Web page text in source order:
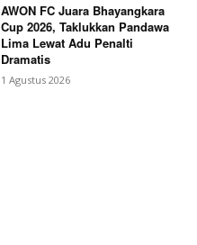
AWON FC Juara Bhayangkara
Cup 2026, Taklukkan Pandawa
Lima Lewat Adu Penalti
Dramatis
1 Agustus 2026